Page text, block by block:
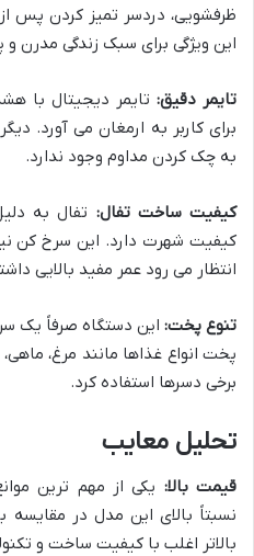
ظرفشویی، دردسر تمیز کردن پس
این ویژگی برای سبک زندگی مدرن و
تایمر دقیق: تایمر دیجیتال با
برای کاربر به ارمغان می آورد.
به چک کردن مداوم وجود ندارد.
کیفیت ساخت تفال: تفال به
کیفیت شهرت دارد. این سرخ کن
انتظار می رود عمر مفید بالایی
تنوع پخت: این دستگاه صرفاً یک
پخت انواع غذاها مانند مرغ،
برخی دسرها استفاده کرد.
تحلیل معایب
قیمت بالا: یکی از مهم ترین
نسبتاً بالای این مدل در مقایسه
بالاتر اغلب با کیفیت ساخت و